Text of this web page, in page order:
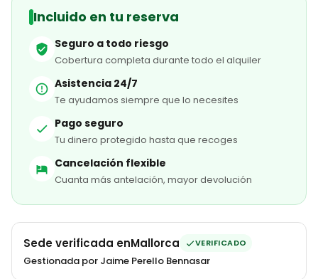
Incluido en tu reserva
Seguro a todo riesgo
Cobertura completa durante todo el alquiler
Asistencia 24/7
Te ayudamos siempre que lo necesites
Pago seguro
Tu dinero protegido hasta que recoges
Cancelación flexible
Cuanta más antelación, mayor devolución
Sede verificada enMallorca VERIFICADO
Gestionada por Jaime Perello Bennasar